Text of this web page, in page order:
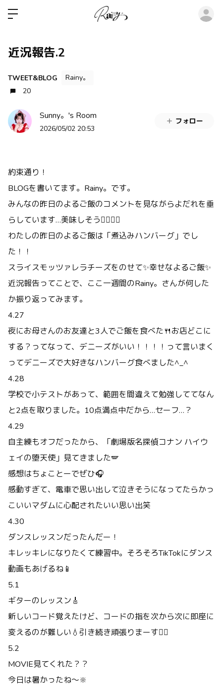
近況報告.2
TWEET&BLOG
Rainy。
20
Sunny。's Room
2026/05/02 20:53
フォロー
約束通り！
BLOGを書いてます。Rainy。です。
みんなの昨日のよるご飯のコメントを見ながらよだれを垂
らしています…美味しそう🙂‍↕️🙂‍↕️
わたしの昨日のよるご飯は「煮込みハンバーグ」でし
た！！
スライスモッツァレラチーズをのせて✨幸せなよるご飯✨
近況報告ってことで、ここ一週間のRainy。さんが何した
か振り返ってみます。
4.27
夜にお母さんのお友達と3人でご飯を食べた🍴お店どこに
する？ってなって、デニーズがいい！！！！って言いまく
ってデニーズで大好きなハンバーグ食べました^_^
4.28
学校で小テストがあって、範囲を間違えて勉強しててなん
と2点を取りました。10点満点中だから…セーフ…？
4.29
自主練もオフだったから、「劇場版名探偵コナン ハイウ
ェイの堕天使」見てきました🪽
感想はちょことーでぜひ🎧
感動すぎて、電車で思い出して泣きそうになってたらかっ
こいいマダムに心配されたいい思い出笑
4.30
ダンスレッスンだったんだー！
キレッキレになりたくて練習中。そろそろTikTokにダンス
動画もあげるね📱
5.1
ギターのレッスン🎸
新しいコード覚えたけど、コードの指を次から次に即座に
変えるのが難しい💧引き続き頑張りまーす❤️‍🔥
5.2
MOVIE見てくれた？？
今日は暑かったね〜🔆